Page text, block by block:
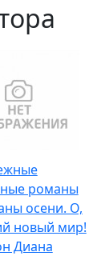
романы
осени. О,
новый мир!
Диана